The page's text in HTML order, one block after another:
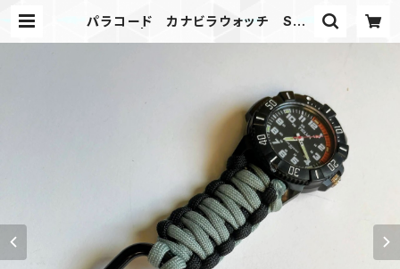
パラコード カナビラウォッチ SBB